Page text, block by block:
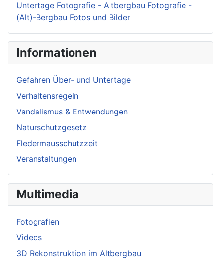
Untertage Fotografie - Altbergbau Fotografie -
(Alt)-Bergbau Fotos und Bilder
Informationen
Gefahren Über- und Untertage
Verhaltensregeln
Vandalismus & Entwendungen
Naturschutzgesetz
Fledermausschutzzeit
Veranstaltungen
Multimedia
Fotografien
Videos
3D Rekonstruktion im Altbergbau